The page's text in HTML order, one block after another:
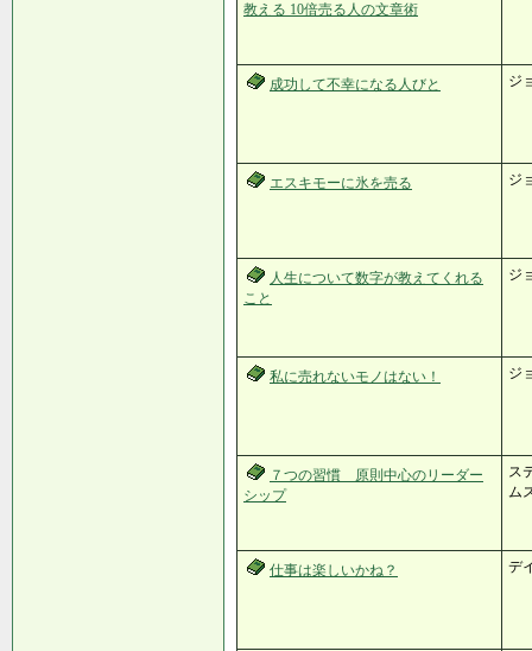
教える 10倍売る人の文章術
成功して不幸になる人びと ジ
エスキモーに氷を売る ジ
人生について数字が教えてくれる
こと
ジ
私に売れないモノはない！ ジ
７つの習慣 原則中心のリーダー
シップ
ス
ム
仕事は楽しいかね？ デ